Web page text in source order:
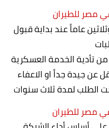
مصر للطيران
عاماً عند بداية قبول
تأدية الخدمة العسكرية
عن جيدة جداً او الاعفاء
الطلب لمدة ثلاث سنوات
مصر للطيران